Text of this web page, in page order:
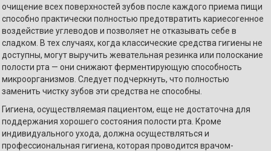
очищение всех поверхностей зубов после каждого приема пищи
способно практически полностью предотвратить кариесогенное
воздействие углеводов и позволяет не отказывать себе в
сладком. В тех случаях, когда классические средства гигиены не
доступны, могут выручить жевательная резинка или полоскание
полости рта — они снижают ферментирующую способность
микроорганизмов. Следует подчеркнуть, что полностью
заменить чистку зубов эти средства не способны.
Гигиена, осуществляемая пациентом, еще не достаточна для
поддержания хорошего состояния полости рта. Кроме
индивидуального ухода, должна осуществляться и
профессиональная гигиена, которая проводится врачом-